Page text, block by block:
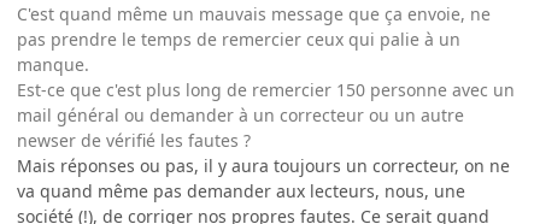
C'est quand même un mauvais message que ça envoie, ne
pas prendre le temps de remercier ceux qui palie à un
manque.
Est-ce que c'est plus long de remercier 150 personne avec un
mail général ou demander à un correcteur ou un autre
newser de vérifié les fautes ?
Mais réponses ou pas, il y aura toujours un correcteur, on ne
va quand même pas demander aux lecteurs, nous, une
société (!), de corriger nos propres fautes. Ce serait quand